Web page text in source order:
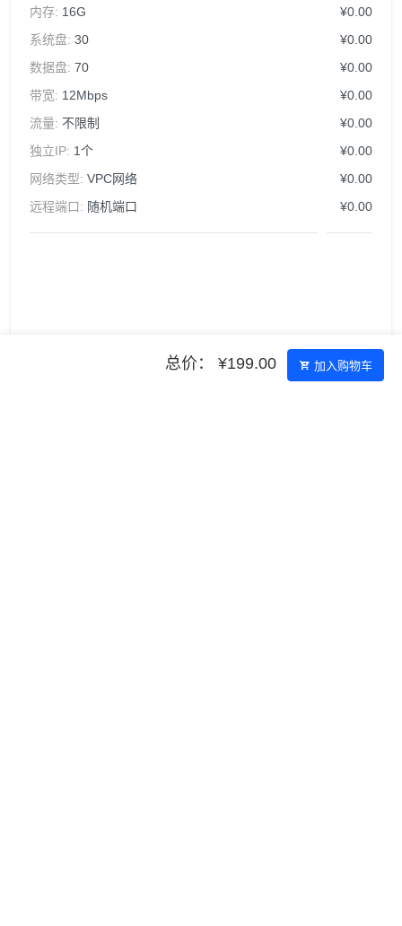
内存: 16G
¥0.00
系统盘: 30
¥0.00
数据盘: 70
¥0.00
带宽: 12Mbps
¥0.00
流量: 不限制
¥0.00
独立IP: 1个
¥0.00
网络类型: VPC网络
¥0.00
远程端口: 随机端口 ¥0.00
总价： ¥199.00 加入购物车